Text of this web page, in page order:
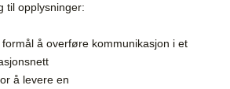
til opplysninger:
å overføre kommunikasjon i et
å levere en